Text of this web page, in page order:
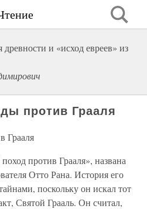
и «исход евреев» из
против Грааля
Грааля
против Грааля», названа
Отто Рана. История его
поскольку он искал тот
Святой Грааль. Он считал,